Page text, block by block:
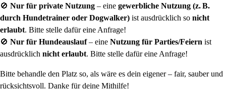
🚫 Nur für private Nutzung – eine gewerbliche Nutzung (z. B.
durch Hundetrainer oder Dogwalker) ist ausdrücklich so nicht
erlaubt. Bitte stelle dafür eine Anfrage!
🚫 Nur für Hundeauslauf– eine Nutzung für Parties/Feiern ist
ausdrücklich nicht erlaubt. Bitte stelle dafür eine Anfrage!
Bitte behandle den Platz so, als wäre es dein eigener – fair, sauber und
rücksichtsvoll. Danke für deine Mithilfe!